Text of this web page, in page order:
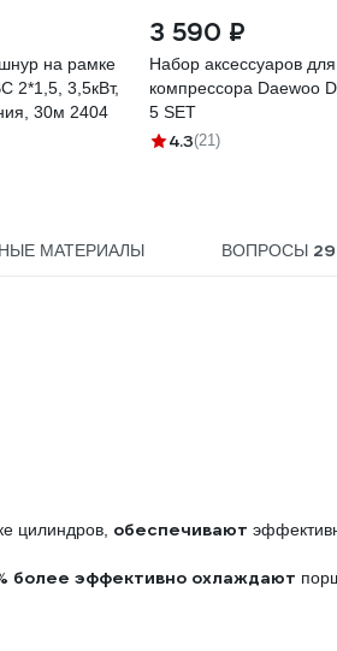
на рамке
2*1,5, 3,5кВт,
30м 2404
3 590 ₽
Набор аксессуаров для
компрессора Daewoo
5 SET
4.3(21)
МАТЕРИАЛЫ ВОПРОСЫ 29
цилиндров, обеспечивают
более эффективно охлаждают